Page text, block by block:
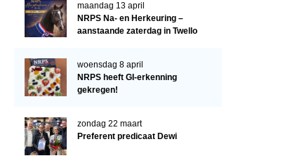
Inloggen
REGIO'S
Regio Noord
Bestuur Regio Noord
Regio Midden
maandag 13 april
NRPS Na- en Herkeuring –
aanstaande zaterdag in Twello
woensdag 8 april
NRPS heeft GI-erkenning
gekregen!
zondag 22 maart
Preferent predicaat Dewi